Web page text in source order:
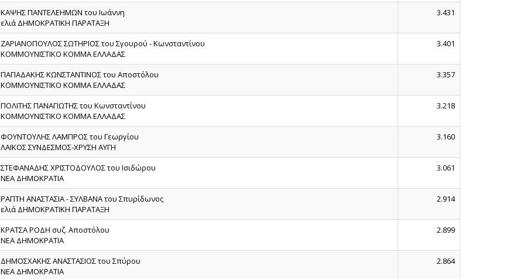
ΚΑΨΗΣ ΠΑΝΤΕΛΕΗΜΩΝ του Ιωάννη
ελιά ΔΗΜΟΚΡΑΤΙΚΗ ΠΑΡΑΤΑΞΗ
3.431
ΖΑΡΙΑΝΟΠΟΥΛΟΣ ΣΩΤΗΡΙΟΣ του Σγουρού - Κωνσταντίνου
ΚΟΜΜΟΥΝΙΣΤΙΚΟ ΚΟΜΜΑ ΕΛΛΑΔΑΣ
3.401
ΠΑΠΑΔΑΚΗΣ ΚΩΝΣΤΑΝΤΙΝΟΣ του Αποστόλου
ΚΟΜΜΟΥΝΙΣΤΙΚΟ ΚΟΜΜΑ ΕΛΛΑΔΑΣ
3.357
ΠΟΛΙΤΗΣ ΠΑΝΑΓΙΩΤΗΣ του Κωνσταντίνου
ΚΟΜΜΟΥΝΙΣΤΙΚΟ ΚΟΜΜΑ ΕΛΛΑΔΑΣ
3.218
ΦΟΥΝΤΟΥΛΗΣ ΛΑΜΠΡΟΣ του Γεωργίου
ΛΑΪΚΟΣ ΣΥΝΔΕΣΜΟΣ-ΧΡΥΣΗ ΑΥΓΗ
3.160
ΣΤΕΦΑΝΑΔΗΣ ΧΡΙΣΤΟΔΟΥΛΟΣ του Ισιδώρου
ΝΕΑ ΔΗΜΟΚΡΑΤΙΑ
3.061
ΡΑΠΤΗ ΑΝΑΣΤΑΣΙΑ - ΣΥΛΒΑΝΑ του Σπυρίδωνος
ελιά ΔΗΜΟΚΡΑΤΙΚΗ ΠΑΡΑΤΑΞΗ
2.914
ΚΡΑΤΣΑ ΡΟΔΗ συζ. Αποστόλου
ΝΕΑ ΔΗΜΟΚΡΑΤΙΑ
2.899
ΔΗΜΟΣΧΑΚΗΣ ΑΝΑΣΤΑΣΙΟΣ του Σπύρου
ΝΕΑ ΔΗΜΟΚΡΑΤΙΑ
2.864